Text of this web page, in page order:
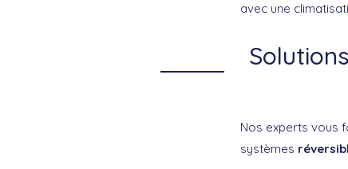
avec une
Nos experts vous
systèmes